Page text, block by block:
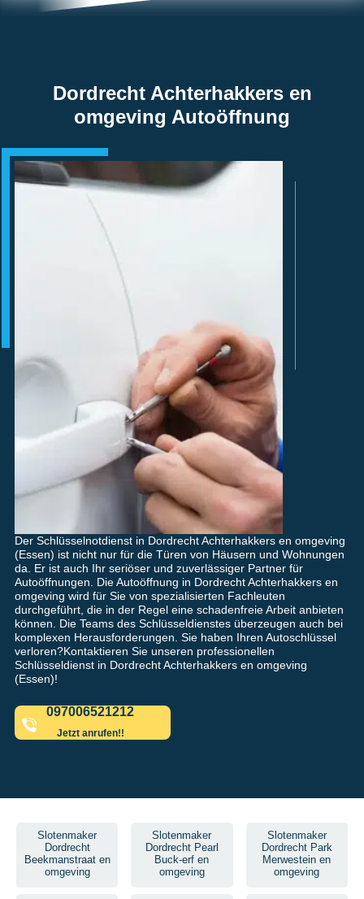
Dordrecht Achterhakkers en
omgeving Autoöffnung
Der Schlüsselnotdienst in Dordrecht Achterhakkers en omgeving
(Essen) ist nicht nur für die Türen von Häusern und Wohnungen
da. Er ist auch Ihr seriöser und zuverlässiger Partner für
Autoöffnungen. Die Autoöffnung in Dordrecht Achterhakkers en
omgeving wird für Sie von spezialisierten Fachleuten
durchgeführt, die in der Regel eine schadenfreie Arbeit anbieten
können. Die Teams des Schlüsseldienstes überzeugen auch bei
komplexen Herausforderungen. Sie haben Ihren Autoschlüssel
verloren?Kontaktieren Sie unseren professionellen
Schlüsseldienst in Dordrecht Achterhakkers en omgeving
(Essen)!
097006521212
Jetzt anrufen!!
Slotenmaker
Dordrecht
Beekmanstraat en
omgeving
Slotenmaker
Dordrecht Pearl
Buck-erf en
omgeving
Slotenmaker
Dordrecht Park
Merwestein en
omgeving